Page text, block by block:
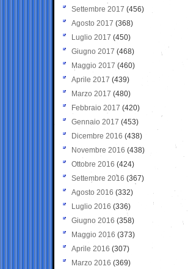
Settembre 2017 (456)
Agosto 2017 (368)
Luglio 2017 (450)
Giugno 2017 (468)
Maggio 2017 (460)
Aprile 2017 (439)
Marzo 2017 (480)
Febbraio 2017 (420)
Gennaio 2017 (453)
Dicembre 2016 (438)
Novembre 2016 (438)
Ottobre 2016 (424)
Settembre 2016 (367)
Agosto 2016 (332)
Luglio 2016 (336)
Giugno 2016 (358)
Maggio 2016 (373)
Aprile 2016 (307)
Marzo 2016 (369)